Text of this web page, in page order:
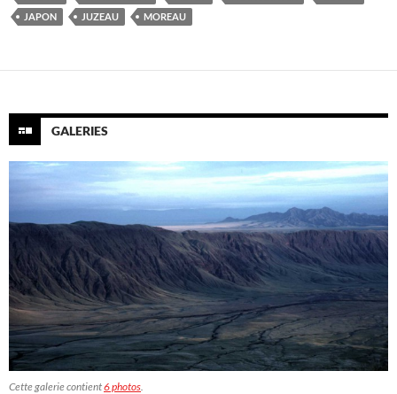
JAPON
JUZEAU MOREAU
GALERIES
Cette galerie contient6 photos